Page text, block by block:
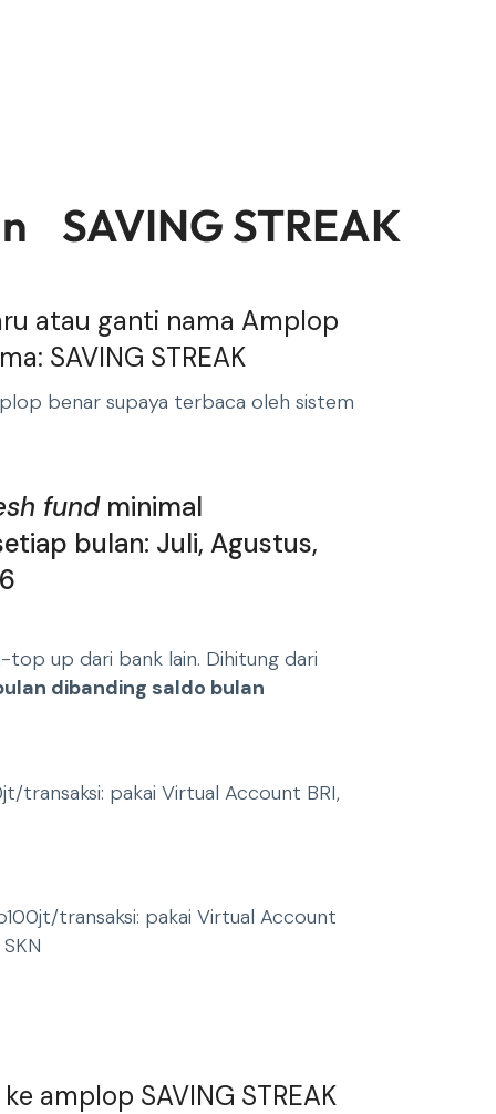
SAVING STREAK
atau ganti nama Amplop
SAVING STREAK
benar supaya terbaca oleh sistem
fundminimal
bulan: Juli, Agustus,
top up dari bank lain. Dihitung dari
dibanding saldo bulan
transaksi: pakai Virtual Account BRI,
transaksi: pakai Virtual Account
amplop SAVING STREAK